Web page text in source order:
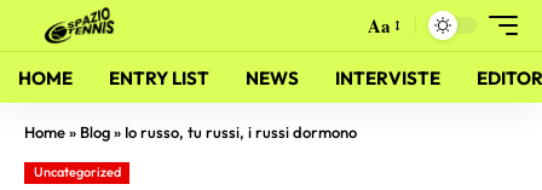
Aa
HOME ENTRY LIST NEWS INTERVISTE
Home» Blog» Io russo, tu russi, i russi dormono
Uncategorized